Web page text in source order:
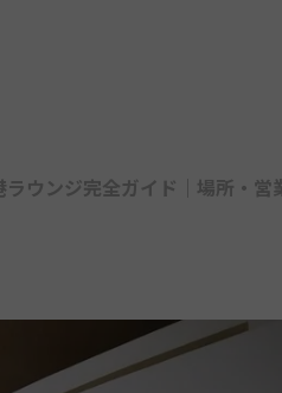
ラウンジ完全ガイド｜場所・